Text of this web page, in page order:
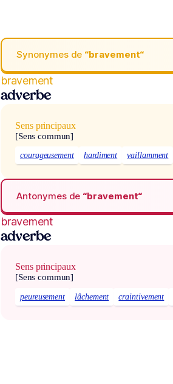
Synonymes de “bravement“
bravement
adverbe
Sens principaux
[Sens commun]
courageusement hardiment vaillamment
Antonymes de “bravement“
bravement
adverbe
Sens principaux
[Sens commun]
peureusement lâchement craintivement